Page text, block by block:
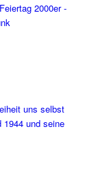
2000er -
uns selbst
1944 und seine